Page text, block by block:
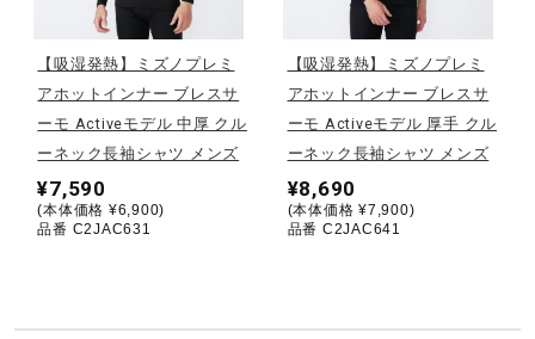
【吸湿発熱】ミズノプレミ
アホットインナー ブレスサ
ーモ Activeモデル 中厚 クル
ーネック長袖シャツ メンズ
¥7,590
(本体価格 ¥6,900)
品番 C2JAC631
【吸湿発熱】ミズノプレミ
アホットインナー ブレスサ
ーモ Activeモデル 厚手 クル
ーネック長袖シャツ メンズ
¥8,690
(本体価格 ¥7,900)
品番 C2JAC641